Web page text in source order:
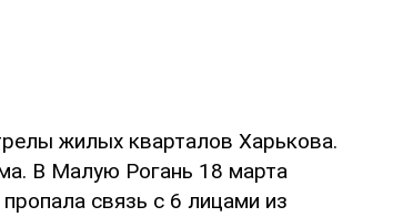
жилых кварталов Харькова.
В Малую Рогань 18 марта
связь с 6 лицами из